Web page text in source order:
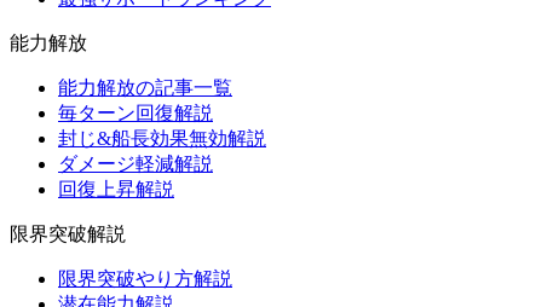
能力解放
能力解放の記事一覧
毎ターン回復解説
封じ&船長効果無効解説
ダメージ軽減解説
回復上昇解説
限界突破解説
限界突破やり方解説